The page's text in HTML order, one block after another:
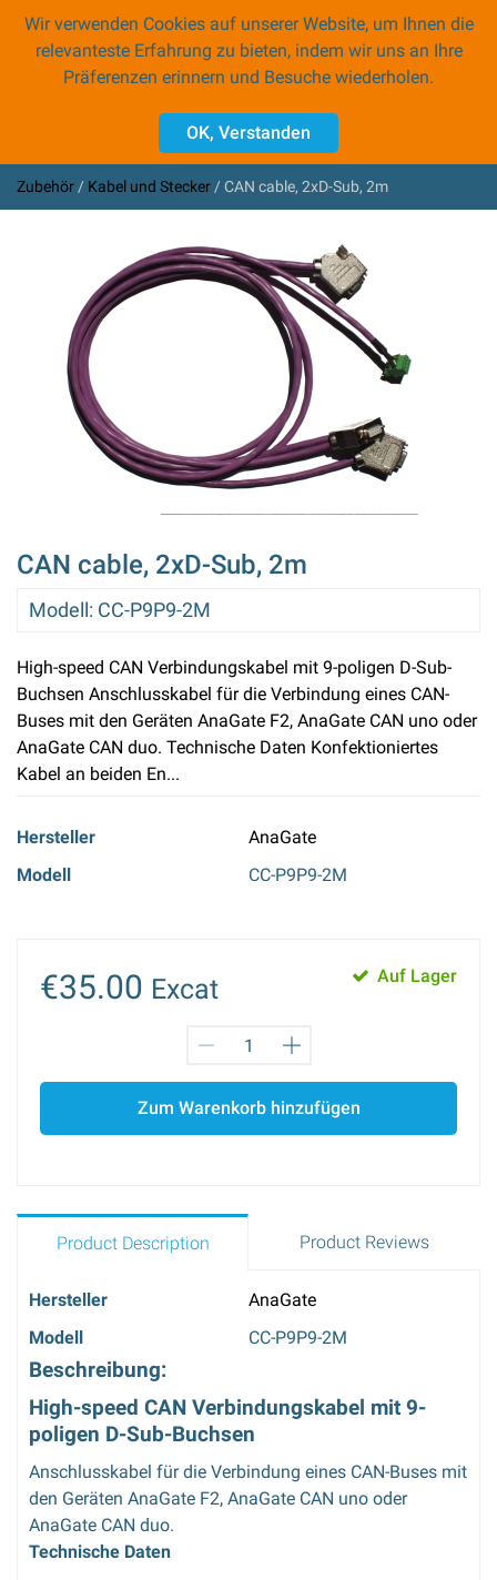
Zubehör
CAN Gateways
0
Zubehör Kabel und Stecker CAN cable, 2xD-Sub, 2m
CAN cable, 2xD-Sub, 2m
Modell: CC-P9P9-2M
High-speed CAN Verbindungskabel mit 9-poligen D-Sub-
Buchsen Anschlusskabel für die Verbindung eines CAN-
Buses mit den Geräten AnaGate F2, AnaGate CAN uno oder
AnaGate CAN duo. Technische Daten Konfektioniertes
Kabel an beiden En...
Hersteller
AnaGate
Modell
CC-P9P9-2M
€35.00 Excat Auf Lager
Zum Warenkorb hinzufügen
Product Description Product Reviews
Hersteller
AnaGate
Modell
CC-P9P9-2M
Beschreibung:
High-speed CAN Verbindungskabel mit 9-
poligen D-Sub-Buchsen
Anschlusskabel für die Verbindung eines CAN-Buses mit
den Geräten AnaGate F2, AnaGate CAN uno oder
AnaGate CAN duo.
Technische Daten
Wir verwenden Cookies auf unserer Website, um Ihnen die
relevanteste Erfahrung zu bieten, indem wir uns an Ihre
Präferenzen erinnern und Besuche wiederholen.
OK, Verstanden